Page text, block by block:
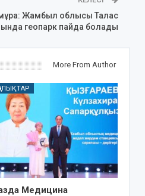
Жамбыл облысы Талас
геопарк пайда болады
More From Author
Медицина